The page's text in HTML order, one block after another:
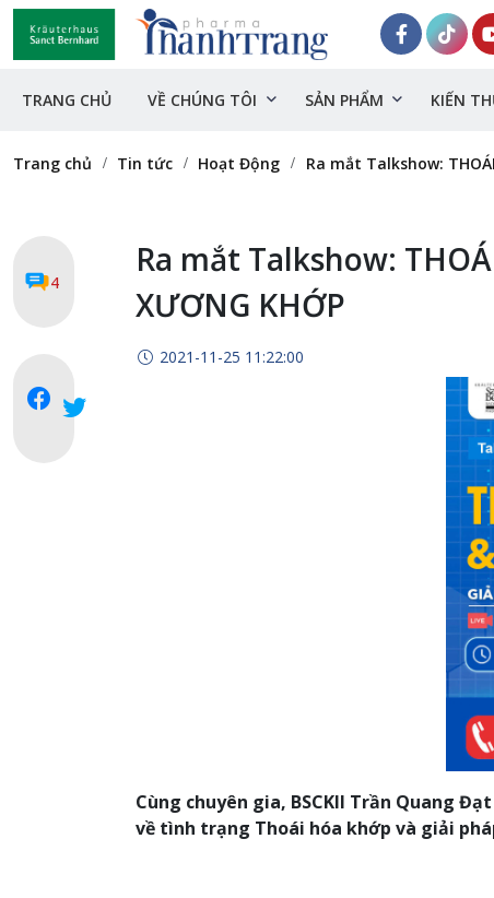
TRANG CHỦ VỀ CHÚNG TÔI SẢN PHẨM KIẾN
Trang chủ Tin tức Hoạt Động Ra mắt Talkshow: THOÁI
4
Ra mắt Talkshow:
XƯƠNG KHỚP
2021-11-25 11:22:00
Cùng chuyên gia, BSCKII Trần Quang
về tình trạng Thoái hóa khớp và giải